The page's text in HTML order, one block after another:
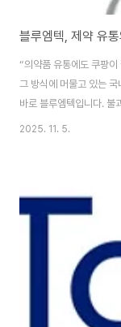
블루엠텍, 제약 유
“의약품 유통에도 쿠팡
그 방식에 머물고 있는
바로 블루엠텍입니다. 불
약사를 하나의 스마트 플
례상장한 블루엠텍은 이
는 디지털 플랫폼 3종 ..
2025. 11. 5.